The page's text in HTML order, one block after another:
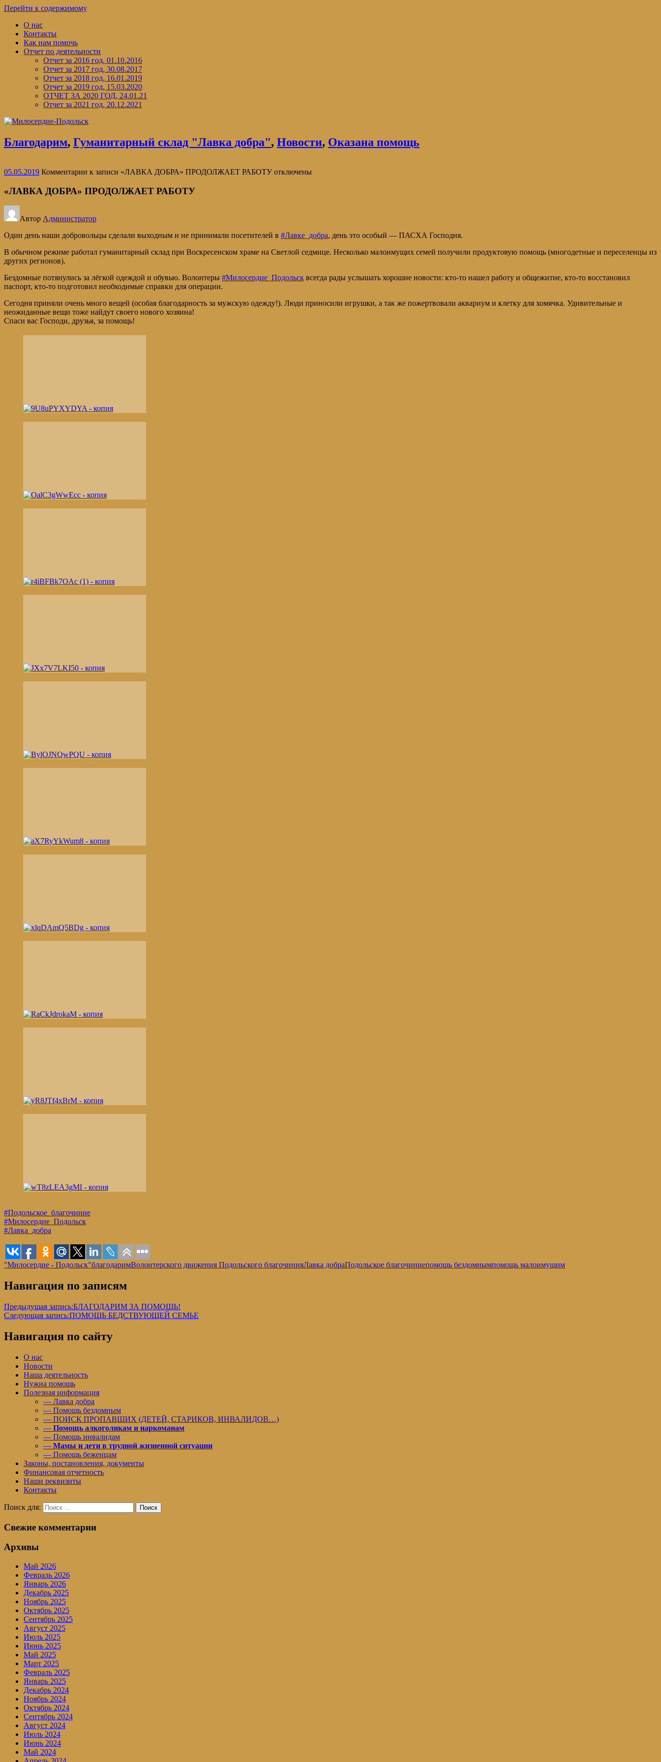
Перейти к содержимому
О нас
Контакты
Как нам помочь
Отчет по деятельности
Отчет за 2016 год, 01.10.2016
Отчет за 2017 год, 30.08.2017
Отчет за 2018 год, 16.01.2019
Отчет за 2019 год, 15.03.2020
ОТЧЕТ ЗА 2020 ГОД, 24.01.21
Отчет за 2021 год, 20.12.2021
Благодарим, Гуманитарный склад "Лавка добра", Новости, Оказана помощь
05.05.2019 Комментарии к записи «ЛАВКА ДОБРА» ПРОДОЛЖАЕТ РАБОТУотключены
«ЛАВКА ДОБРА» ПРОДОЛЖАЕТ РАБОТУ
Автор Администратор
Один день наши добровольцы сделали выходным и не принимали посетителей в #Лавке_добра, день это особый — ПАСХА Господня.
В обычном режиме работал гуманитарный склад при Воскресенском храме на Светлой седмице. Несколько малоимущих семей получили продуктовую помощь (многодетные и переселенцы из
других регионов).
Бездомные потянулись за лёгкой одеждой и обувью. Волонтеры #Милосердие_Подольск всегда рады услышать хорошие новости: кто-то нашел работу и общежитие, кто-то восстановил
паспорт, кто-то подготовил необходимые справки для операции.
Сегодня приняли очень много вещей (особая благодарность за мужскую одежду!). Люди приносили игрушки, а так же пожертвовали аквариум и клетку для хомячка. Удивительные и
неожиданные вещи тоже найдут своего нового хозяина!
Спаси вас Господи, друзья, за помощь!
#Подольское_благочиние
#Милосердие_Подольск
#Лавка_добра
"Милосердие - Подольск"благодаримВолонтерского движения Подольского благочинияЛавка добраПодольское благочиниепомощь бездомнымпомощь малоимущим
Навигация по записям
Предыдущая запись:БЛАГОДАРИМ ЗА ПОМОЩЬ!
Следующая запись:ПОМОЩЬ БЕДСТВУЮЩЕЙ СЕМЬЕ
Навигация по сайту
О нас
Новости
Наша деятельность
Нужна помощь
Полезная информация
— Лавка добра
— Помощь бездомным
— ПОИСК ПРОПАВШИХ (ДЕТЕЙ, СТАРИКОВ, ИНВАЛИДОВ…)
— Помощь алкоголикам и наркоманам
— Помощь инвалидам
— Мамы и дети в трудной жизненной ситуации
— Помощь беженцам
Законы, постановления, документы
Финансовая отчетность
Наши реквизиты
Контакты
Поиск для: Поиск
Свежие комментарии
Архивы
Май 2026
Февраль 2026
Январь 2026
Декабрь 2025
Ноябрь 2025
Октябрь 2025
Сентябрь 2025
Август 2025
Июль 2025
Июнь 2025
Май 2025
Март 2025
Февраль 2025
Январь 2025
Декабрь 2024
Ноябрь 2024
Октябрь 2024
Сентябрь 2024
Август 2024
Июль 2024
Июнь 2024
Май 2024